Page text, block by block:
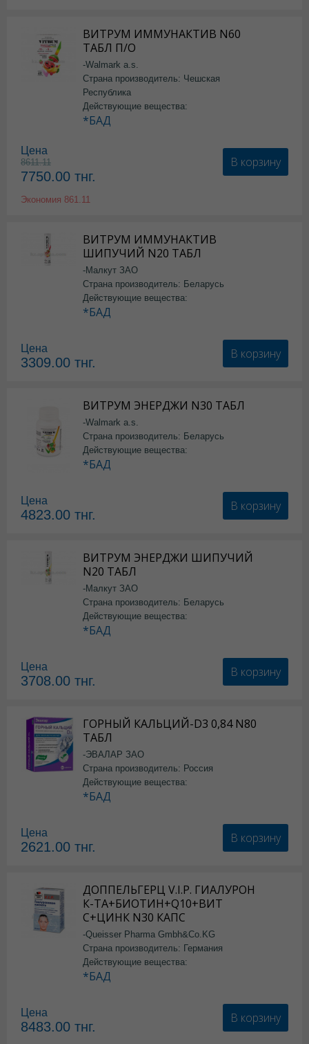
ВИТРУМ ИММУНАКТИВ N60
ТАБЛ П/О
-Walmark a.s.
Страна производитель: Чешская
Республика
Действующие вещества:
*БАД
Цена
8611.11
7750.00 тнг.
Экономия 861.11
В корзину
ВИТРУМ ИММУНАКТИВ
ШИПУЧИЙ N20 ТАБЛ
-Малкут ЗАО
Страна производитель: Беларусь
Действующие вещества:
*БАД
Цена
3309.00 тнг.
В корзину
ВИТРУМ ЭНЕРДЖИ N30 ТАБЛ
-Walmark a.s.
Страна производитель: Беларусь
Действующие вещества:
*БАД
Цена
4823.00 тнг.
В корзину
ВИТРУМ ЭНЕРДЖИ ШИПУЧИЙ
N20 ТАБЛ
-Малкут ЗАО
Страна производитель: Беларусь
Действующие вещества:
*БАД
Цена
3708.00 тнг.
В корзину
ГОРНЫЙ КАЛЬЦИЙ-D3 0,84 N80
ТАБЛ
-ЭВАЛАР ЗАО
Страна производитель: Россия
Действующие вещества:
*БАД
Цена
2621.00 тнг.
В корзину
ДОППЕЛЬГЕРЦ V.I.P. ГИАЛУРОН
К-ТА+БИОТИН+Q10+ВИТ
С+ЦИНК N30 КАПС
-Queisser Pharma Gmbh&Co.KG
Страна производитель: Германия
Действующие вещества:
*БАД
Цена
8483.00 тнг.
В корзину